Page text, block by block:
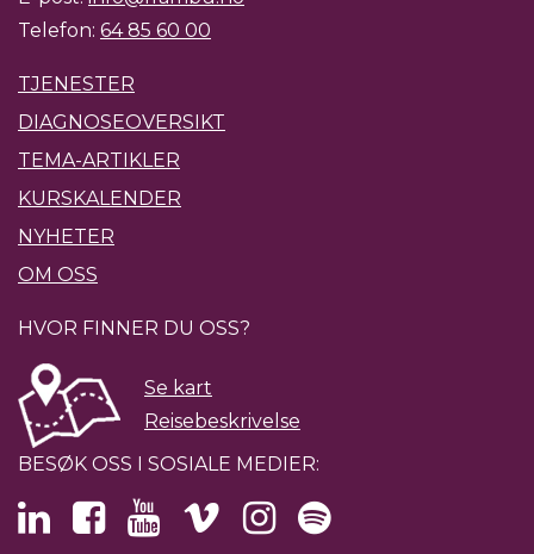
Telefon: 64 85 60 00
TJENESTER
DIAGNOSEOVERSIKT
TEMA-ARTIKLER
KURSKALENDER
NYHETER
OM OSS
HVOR FINNER DU OSS?
Se kart
Reisebeskrivelse
BESØK OSS I SOSIALE MEDIER: